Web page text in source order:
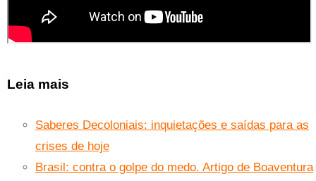
Leia mais
Saberes Decoloniais: inquietações e saídas para as
crises de hoje
Brasil: contra o golpe do medo. Artigo de Boaventura